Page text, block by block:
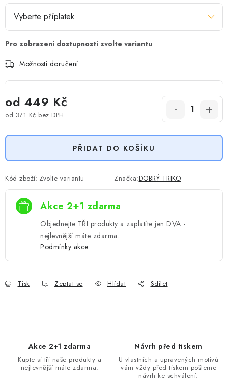
Možnosti doručení
od 449 Kč
od 371 Kč bez DPH
PŘIDAT DO KOŠÍKU
Kód zboží: Zvolte variantu Značka:DOBRÝ TRIKO
Akce 2+1 zdarma
Objednejte TŘI produkty a zaplatíte jen DVA -
nejlevnější máte zdarma.
Podmínky akce
Tisk Zeptat se Hlídat Sdílet
Akce 2+1 zdarma
Kupte si tři naše produkty a
nejlevnější máte zdarma.
Návrh před tiskem
U vlastních a upravených motivů
vám vždy před tiskem pošleme
návrh ke schválení.